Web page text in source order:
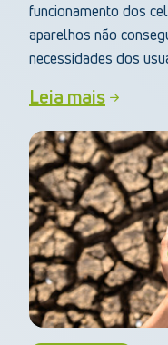
funcionamento dos
aparelhos não
necessidades dos
Leia mais